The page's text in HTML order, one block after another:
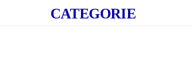
CATEGORIE